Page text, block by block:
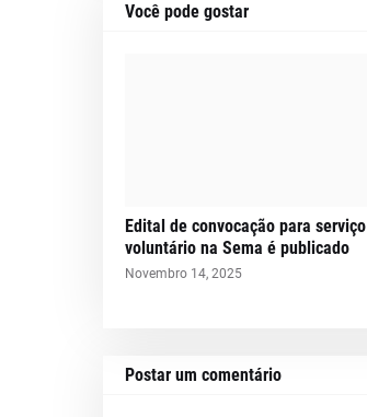
Você pode gostar
Edital de convocação para serviço
voluntário na Sema é publicado
Novembro 14, 2025
Postar um comentário